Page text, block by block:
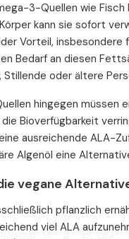
3-Quellen wie Fisch
kann sie sofort
Vorteil, insbesondere
Bedarf an diesen
Stillende oder ältere
hingegen müssen
Bioverfügbarkeit
ausreichende ALA-
Algenöl eine
vegane
pflanzlich
viel ALA